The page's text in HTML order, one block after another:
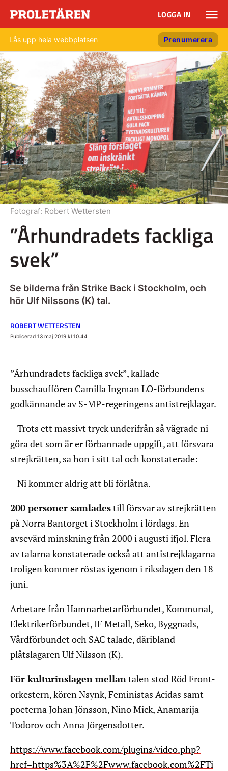
LOGGA IN
Lås upp hela webbplatsen Prenumerera
”Århundradets fackliga
svek”
Se bilderna från Strike Back i Stockholm, och
hör Ulf Nilssons (K) tal.
Fotograf: Robert Wettersten
ROBERT WETTERSTEN
Publicerad 13 maj 2019 kl 10.44
”Århundradets fackliga svek”, kallade
busschauffören Camilla Ingman LO-förbundens
godkännande av S-MP-regeringens antistrejklagar.
– Trots ett massivt tryck underifrån så vägrade ni
göra det som är er förbannade uppgift, att försvara
strejkrätten, sa hon i sitt tal och konstaterade:
– Ni kommer aldrig att bli förlåtna.
200 personer samladestill försvar av strejkrätten
på Norra Bantorget i Stockholm i lördags. En
avsevärd minskning från 2000 i augusti ifjol. Flera
av talarna konstaterade också att antistrejklagarna
troligen kommer röstas igenom i riksdagen den 18
juni.
Arbetare från Hamnarbetarförbundet, Kommunal,
Elektrikerförbundet, IF Metall, Seko, Byggnads,
Vårdförbundet och SAC talade, däribland
plåtslagaren Ulf Nilsson (K).
För kulturinslagen mellan talen stod Röd Front-
orkestern, kören Nsynk, Feministas Acidas samt
poeterna Johan Jönsson, Nino Mick, Anamarija
Todorov och Anna Jörgensdotter.
https://www.facebook.com/plugins/video.php?
href=https%3A%2F%2Fwww.facebook.com%2FTi